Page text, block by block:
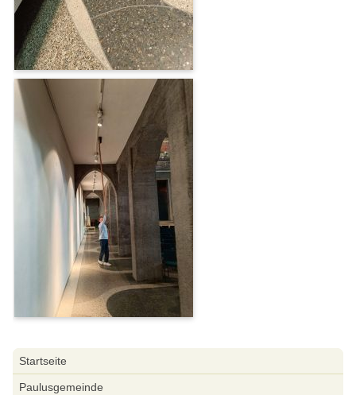
überspringen
Startseite
Paulusgemeinde